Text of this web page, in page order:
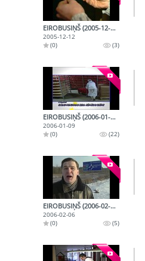
EIROBUSIŅŠ (2005-12-12)
2005-12-12
(0)
(3)
EIROBUSIŅŠ (2006-01-09)
2006-01-09
(0)
(22)
EIROBUSIŅŠ (2006-02-06)
2006-02-06
(0)
(5)